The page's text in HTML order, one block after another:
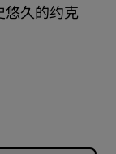
悠久的约克